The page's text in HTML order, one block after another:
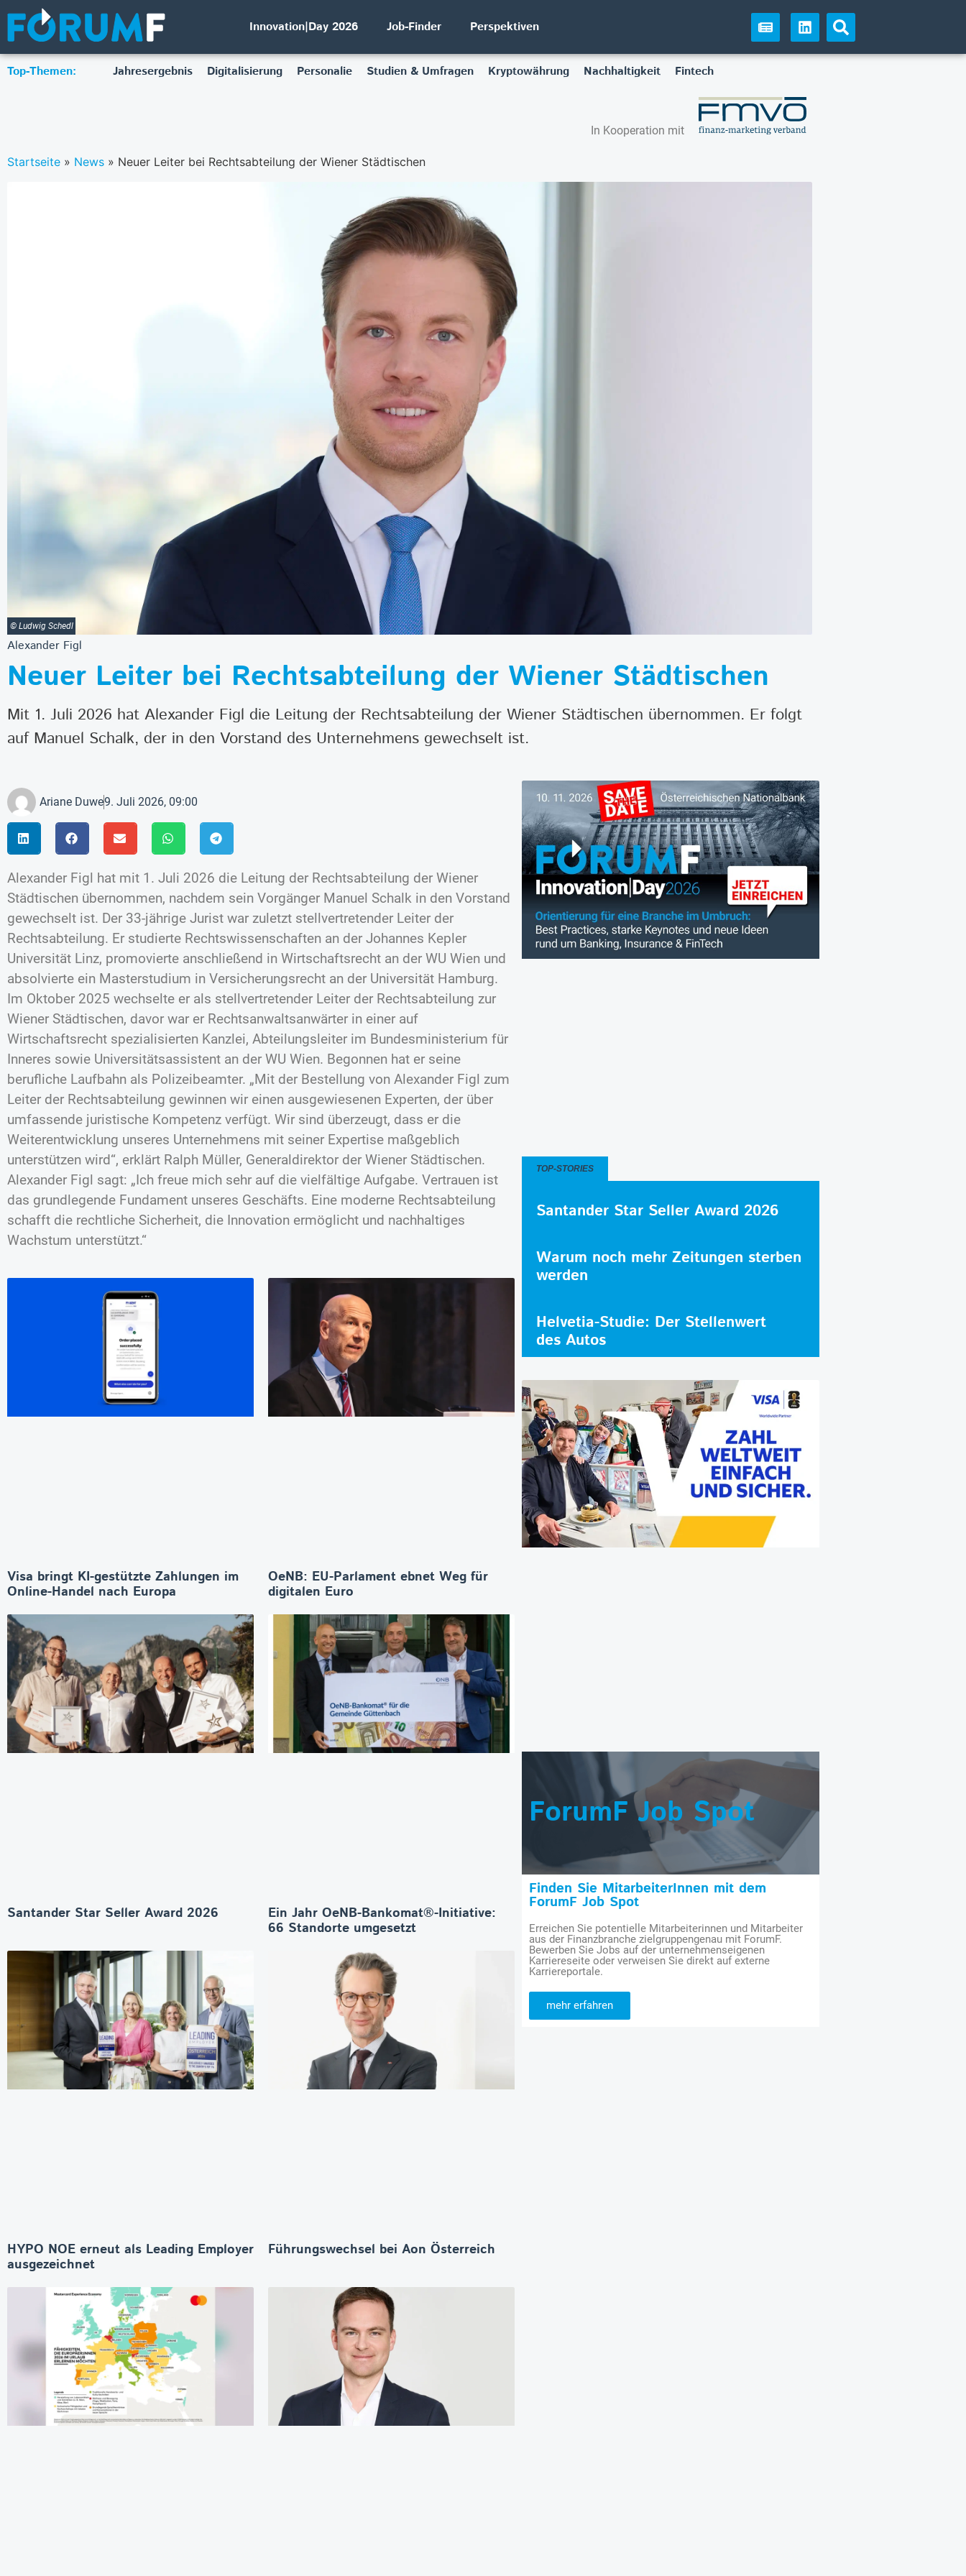
Innovation|Day 2026 Job-Finder Perspektiven
Top-Themen: Jahresergebnis Digitalisierung Personalie Studien & Umfragen Kryptowährung Nachhaltigkeit Fintech
In Kooperation mit
Startseite » News » Neuer Leiter bei Rechtsabteilung der Wiener Städtischen
© Ludwig Schedl
Alexander Figl
Neuer Leiter bei Rechtsabteilung der Wiener Städtischen
Mit 1. Juli 2026 hat Alexander Figl die Leitung der Rechtsabteilung der Wiener Städtischen übernommen. Er folgt
auf Manuel Schalk, der in den Vorstand des Unternehmens gewechselt ist.
Ariane Duwe9. Juli 2026, 09:00
Alexander Figl hat mit 1. Juli 2026 die Leitung der Rechtsabteilung der Wiener
Städtischen übernommen, nachdem sein Vorgänger Manuel Schalk in den Vorstand
gewechselt ist. Der 33-jährige Jurist war zuletzt stellvertretender Leiter der
Rechtsabteilung. Er studierte Rechtswissenschaften an der Johannes Kepler
Universität Linz, promovierte anschließend in Wirtschaftsrecht an der WU Wien und
absolvierte ein Masterstudium in Versicherungsrecht an der Universität Hamburg.
Im Oktober 2025 wechselte er als stellvertretender Leiter der Rechtsabteilung zur
Wiener Städtischen, davor war er Rechtsanwaltsanwärter in einer auf
Wirtschaftsrecht spezialisierten Kanzlei, Abteilungsleiter im Bundesministerium für
Inneres sowie Universitätsassistent an der WU Wien. Begonnen hat er seine
berufliche Laufbahn als Polizeibeamter. „Mit der Bestellung von Alexander Figl zum
Leiter der Rechtsabteilung gewinnen wir einen ausgewiesenen Experten, der über
umfassende juristische Kompetenz verfügt. Wir sind überzeugt, dass er die
Weiterentwicklung unseres Unternehmens mit seiner Expertise maßgeblich
unterstützen wird“, erklärt Ralph Müller, Generaldirektor der Wiener Städtischen.
Alexander Figl sagt: „Ich freue mich sehr auf die vielfältige Aufgabe. Vertrauen ist
das grundlegende Fundament unseres Geschäfts. Eine moderne Rechtsabteilung
schafft die rechtliche Sicherheit, die Innovation ermöglicht und nachhaltiges
Wachstum unterstützt.“
Visa bringt KI-gestützte Zahlungen im
Online-Handel nach Europa
OeNB: EU-Parlament ebnet Weg für
digitalen Euro
Santander Star Seller Award 2026
Ein Jahr OeNB-Bankomat®-Initiative:
66 Standorte umgesetzt
HYPO NOE erneut als Leading Employer
ausgezeichnet
Führungswechsel bei Aon Österreich
TOP-STORIES
Santander Star Seller Award 2026
Warum noch mehr Zeitungen sterben
werden
Helvetia-Studie: Der Stellenwert
des Autos
ForumF Job Spot
Finden Sie MitarbeiterInnen mit dem
ForumF Job Spot
Erreichen Sie potentielle Mitarbeiterinnen und Mitarbeiter
aus der Finanzbranche zielgruppengenau mit ForumF.
Bewerben Sie Jobs auf der unternehmenseigenen
Karriereseite oder verweisen Sie direkt auf externe
Karriereportale.
mehr erfahren